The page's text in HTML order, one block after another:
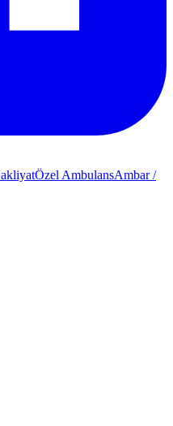
Özel AmbulansAmbar /